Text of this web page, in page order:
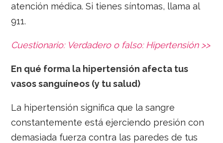
atención médica. Si tienes síntomas, llama al
911.
Cuestionario: Verdadero o falso: Hipertensión >>
En qué forma la hipertensión afecta tus
vasos sanguíneos (y tu salud)
La hipertensión significa que la sangre
constantemente está ejerciendo presión con
demasiada fuerza contra las paredes de tus